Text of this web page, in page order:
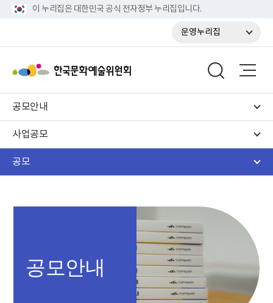
이 누리집은 대한민국 공식 전자정부 누리집입니다.
운영누리집
공모안내
사업공모
공모
공모안내